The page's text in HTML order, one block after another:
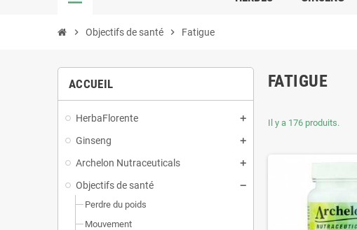
chevron_right Objectifs de santé chevron_right Fatigue
ACCUEIL
HerbaFlorente
Ginseng
Archelon Nutraceuticals
Objectifs de santé
Perdre du poids
Mouvement
FATIGUE
Il y a 176 produits.